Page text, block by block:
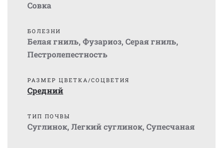
Совка
БОЛЕЗНИ
Белая гниль, Фузариоз, Серая гниль,
Пестролепестность
РАЗМЕР ЦВЕТКА/СОЦВЕТИЯ
Средний
ТИП ПОЧВЫ
Суглинок, Легкий суглинок, Супесчаная